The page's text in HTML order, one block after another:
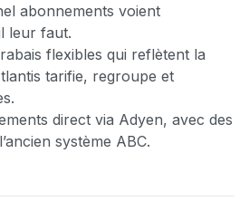
abonnements voient
leur faut.
flexibles qui reflètent la
tarifie, regroupe et
direct via Adyen, avec des
système ABC.